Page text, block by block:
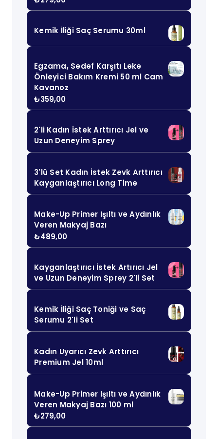
Kemik İliği Saç Serumu 30ml
Egzama, Sedef Karşıtı Leke
Önleyici Bakım Kremi 50 ml Cam
Kavanoz
₺359,00
2'li Kadın İstek Arttırıcı Jel ve
Uzun Deneyim Sprey
3'lü Set Kadın İstek Zevk Arttırıcı
Kayganlaştırıcı Long Time
Make-Up Primer Işıltı ve Aydınlık
Veren Makyaj Bazı
₺489,00
Kayganlaştırıcı İstek Artırıcı Jel
ve Uzun Deneyim Sprey 2'li Set
Kemik İliği Saç Toniği ve Saç
Serumu 2'li Set
Kadın Uyarıcı Zevk Arttırıcı
Premium Jel 10ml
Make-Up Primer Işıltı ve Aydınlık
Veren Makyaj Bazı 100 ml
₺279,00